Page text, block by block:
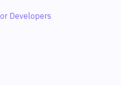
Developers